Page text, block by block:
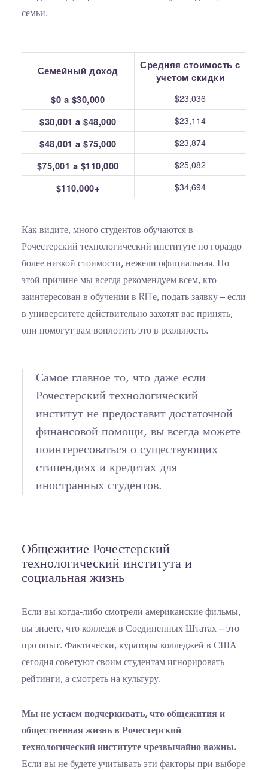
семьи.
Семейный доход
Средняя стоимость с
учетом скидки
$0 a $30,000
$23,036
$30,001 a $48,000 $23,114
$48,001 a $75,000 $23,874
$75,001 a $110,000 $25,082
$110,000+ $34,694
Как видите, много студентов обучаются в
Рочестерский технологический институте по гораздо
более низкой стоимости, нежели официальная. По
этой причине мы всегда рекомендуем всем, кто
заинтересован в обучении в RITе, подать заявку – если
в университете действительно захотят вас принять,
они помогут вам воплотить это в реальность.
Самое главное то, что даже если
Рочестерский технологический
институт не предоставит достаточной
финансовой помощи, вы всегда можете
поинтересоваться о существующих
стипендиях и кредитах для
иностранных студентов.
Общежитие Рочестерский
технологический института и
социальная жизнь
Если вы когда-либо смотрели американские фильмы,
вы знаете, что колледж в Соединенных Штатах – это
про опыт. Фактически, кураторы колледжей в США
сегодня советуют своим студентам игнорировать
рейтинги, а смотреть на культуру.
Мы не устаем подчеркивать, что общежития и
общественная жизнь в Рочестерский
технологический институте чрезвычайно важны.
Если вы не будете учитывать эти факторы при выборе